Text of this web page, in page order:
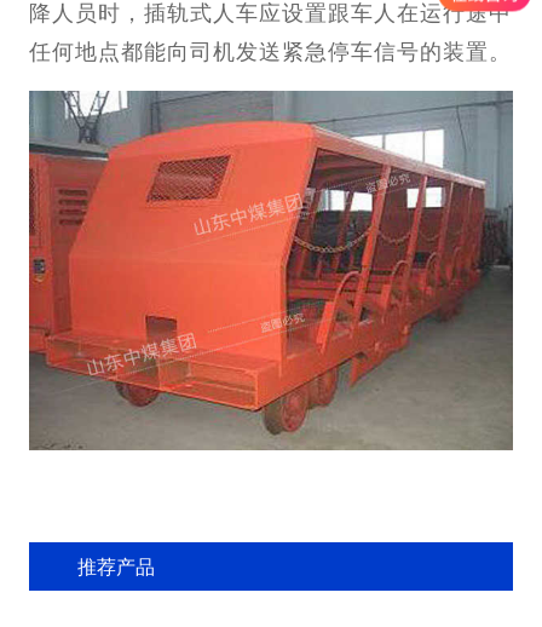
降人员时，插轨式人车应设置跟车人在运行途中
任何地点都能向司机发送紧急停车信号的装置。
推荐产品